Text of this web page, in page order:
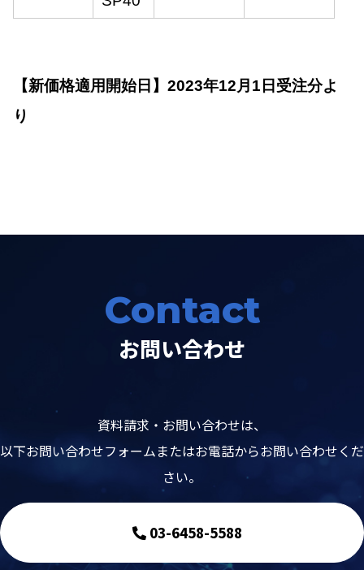
【新価格適用開始日】2023年12月1日受注分よ
り
Contact
お問い合わせ
資料請求・お問い合わせは、
以下お問い合わせフォームまたはお電話からお問い合わせくだ
さい。
03-6458-5588